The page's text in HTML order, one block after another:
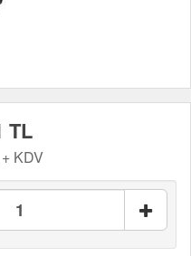
TL
KDV